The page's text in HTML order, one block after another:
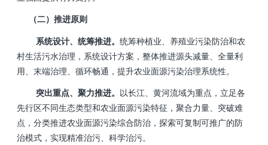
（二）推进原则
系统设计、统筹推进。统筹种植业、养殖业污染防治和农
村生活污水治理，系统设计方案，整体推进源头减量、全量利
用、末端治理、循环畅通，提升农业面源污染治理系统性。
突出重点、聚力推进。 以长江、黄河流域为重点，立足各
先行区不同生态类型和农业面源污染特征，聚合力量、突破难
点，分类推进农业面源污染综合防治，探索可复制可推广的防
治模式，实现精准治污、科学治污。